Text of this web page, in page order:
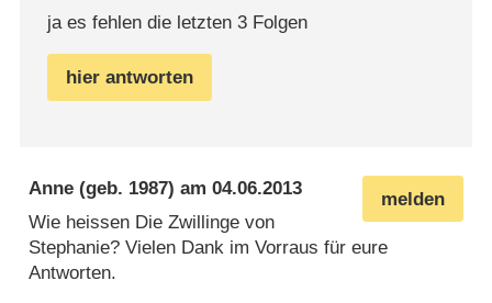
ja es fehlen die letzten 3 Folgen
hier antworten
melden
Anne (geb. 1987) am04.06.2013
Wie heissen Die Zwillinge von
Stephanie? Vielen Dank im Vorraus für eure
Antworten.